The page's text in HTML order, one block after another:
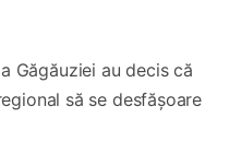
Găgăuziei au decis că
să se desfășoare